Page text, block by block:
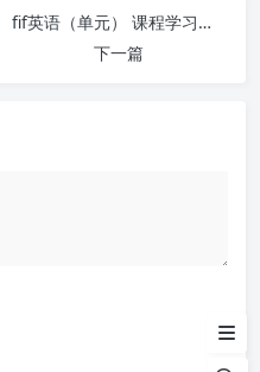
fif英语（单元） 课程学习无压力！教你高效刷题技巧
下一篇